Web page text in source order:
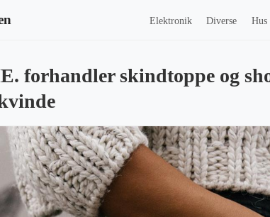
Elektronik Diverse Hus
forhandler skindtoppe og